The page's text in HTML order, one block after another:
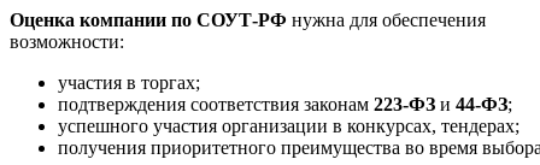
Оценка компании по СОУТ-РФ нужна для обеспечения
возможности:
участия в торгах;
подтверждения соответствия законам 223-ФЗ и 44-ФЗ;
успешного участия организации в конкурсах, тендерах;
получения приоритетного преимущества во время